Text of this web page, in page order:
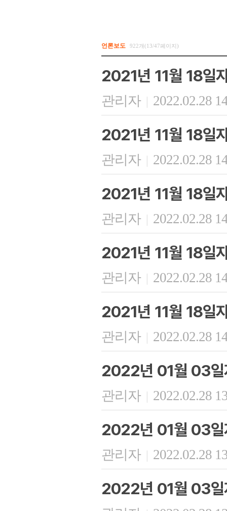
언론보도 922개(13/47페이지)
2021년 11월 18일
관리자 | 2022.02.28
2021년 11월 18일
관리자 | 2022.02.28
2021년 11월 18일
관리자 | 2022.02.28
2021년 11월 18일
관리자 | 2022.02.28
2021년 11월 18일
관리자 | 2022.02.28
2022년 01월 03일
관리자 | 2022.02.28
2022년 01월 03일
관리자 | 2022.02.28
2022년 01월 03일